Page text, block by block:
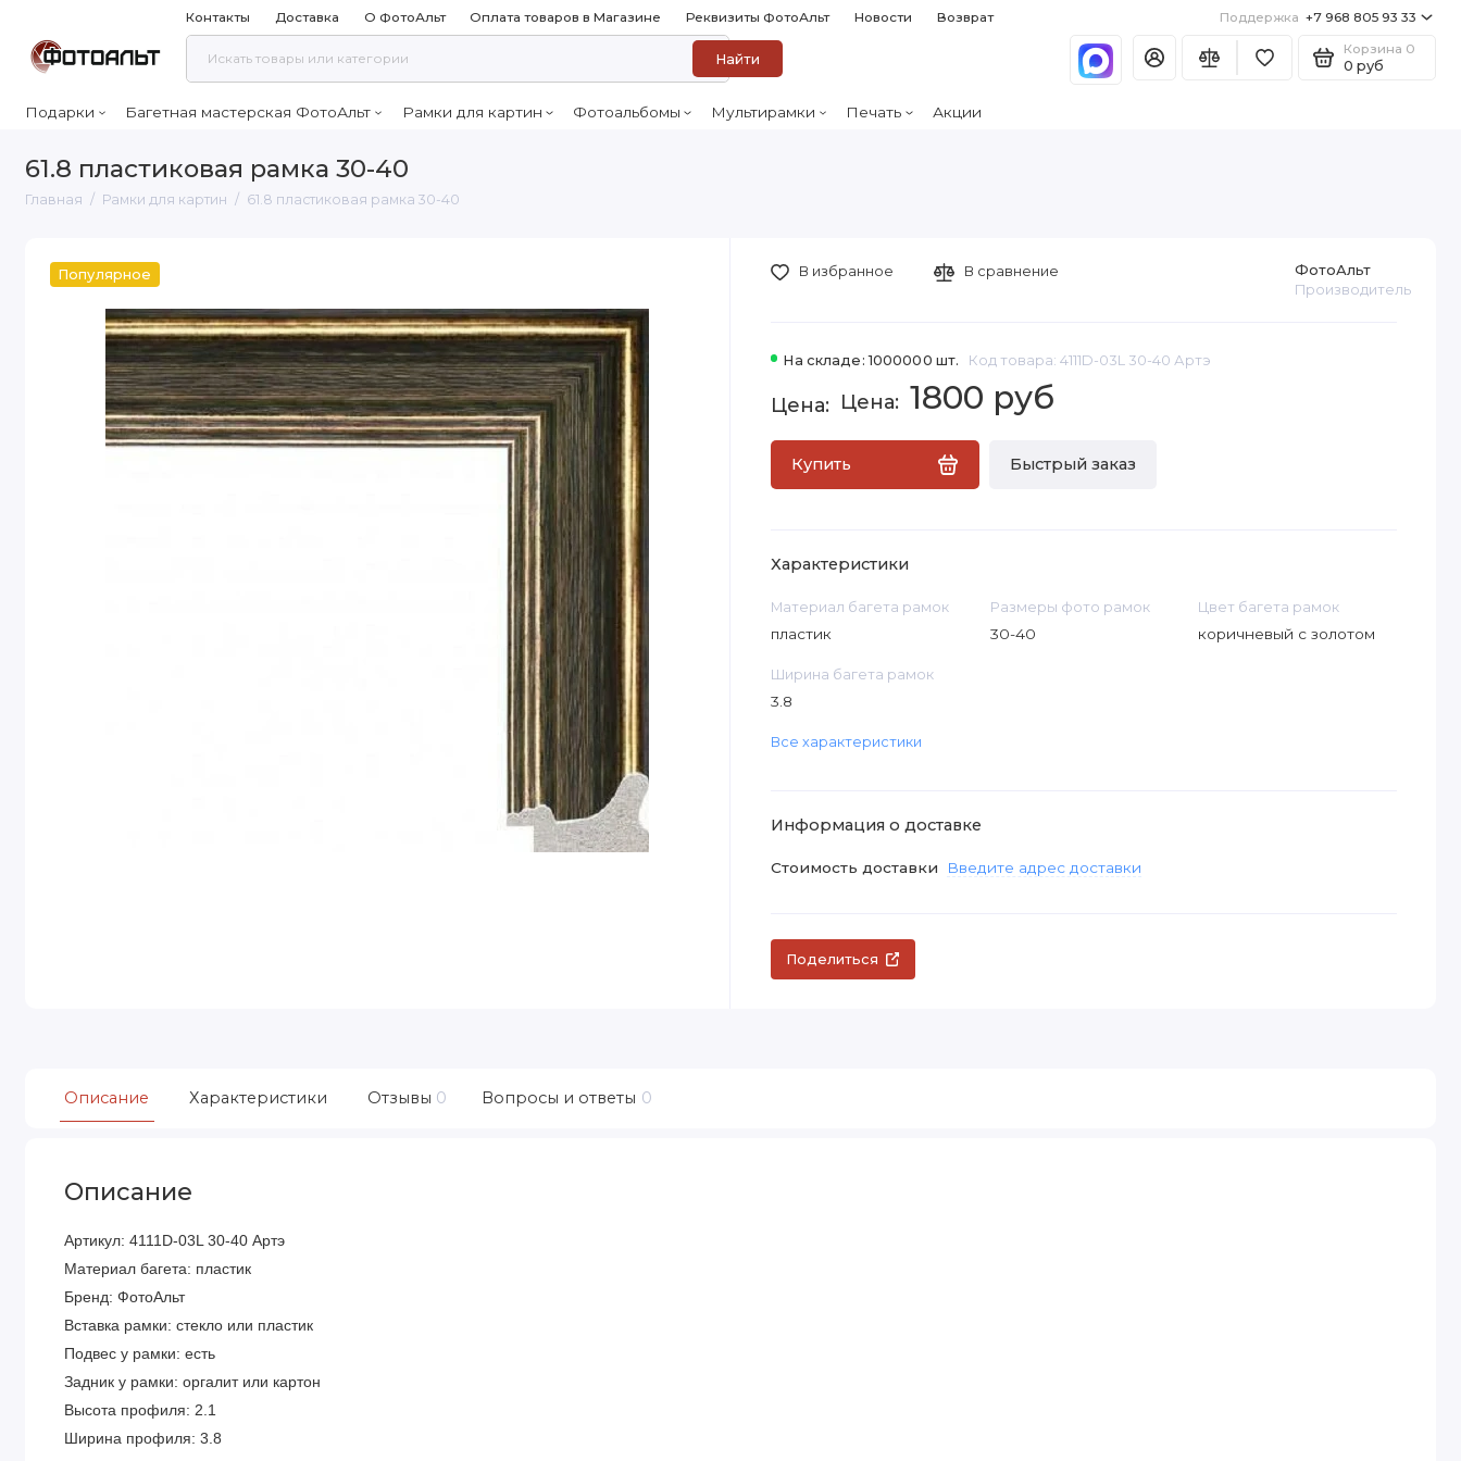
Контакты Доставка О ФотоАльт Оплата товаров в Магазине Реквизиты ФотоАльт Новости Возврат Поддержка +7 968 805 93 33
Найти
Корзина 0
0 руб
Подарки Багетная мастерская ФотоАльт Рамки для картин Фотоальбомы Мультирамки Печать Акции
61.8 пластиковая рамка 30-40
Главная Рамки для картин 61.8 пластиковая рамка 30-40
Популярное
На складе: 1000000 шт. Код товара: 4111D-03L 30-40 Артэ
ФотоАльт
Производитель
1800 руб
Купить Быстрый заказ
В избранное В сравнение
Характеристики
Материал багета рамок
пластик
Размеры фото рамок
30-40
Цвет багета рамок
коричневый с золотом
Ширина багета рамок
3.8
Все характеристики
Информация о доставке
Стоимость доставки Введите адрес доставки
Поделиться
Описание Характеристики Отзывы 0 Вопросы и ответы 0
Описание
Артикул: 4111D-03L 30-40 Артэ
Материал багета: пластик
Бренд: ФотоАльт
Вставка рамки: стекло или пластик
Подвес у рамки: есть
Задник у рамки: оргалит или картон
Высота профиля: 2.1
Ширина профиля: 3.8